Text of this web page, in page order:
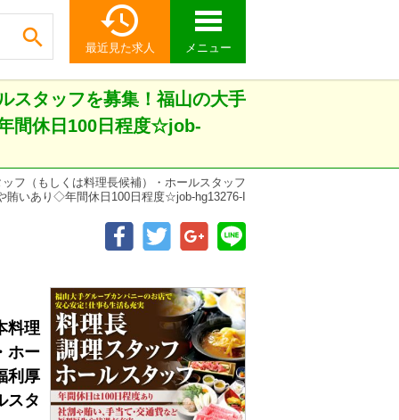
 
最近見た求人 メニュー
スタッフを募集！福山の大手
間休日100日程度☆job-
フ（もしくは料理長候補）・ホールスタッフ
賄いあり◇年間休日100日程度☆job-hg13276-I
料理
ホー
利厚
スタ